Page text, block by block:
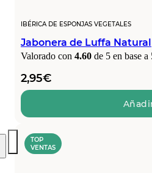
IBÉRICA DE ESPONJAS VEGETALES
Jabonera de Luffa Natural
Valorado con 4.60 de 5 en base a
2,95€
TOP
VENTAS